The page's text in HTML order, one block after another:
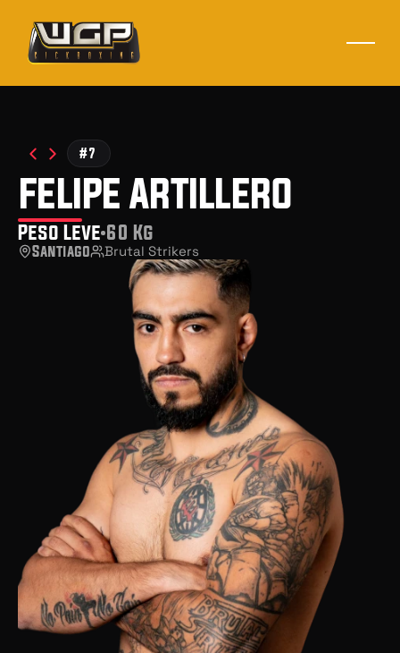
#7
felipe artillero
Peso Leve 60 Kg
Santiago Brutal Strikers